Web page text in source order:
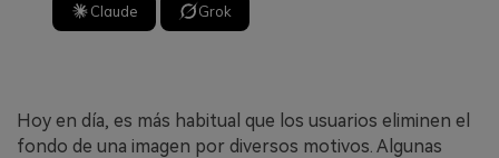
Claude Grok
Hoy en día, es más habitual que los usuarios eliminen el
fondo de una imagen por diversos motivos. Algunas